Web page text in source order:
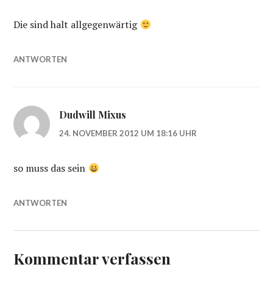
Die sind halt allgegenwärtig
ANTWORTEN
Dudwill Mixus
24. NOVEMBER 2012 UM 18:16 UHR
so muss das sein
ANTWORTEN
Kommentar verfassen